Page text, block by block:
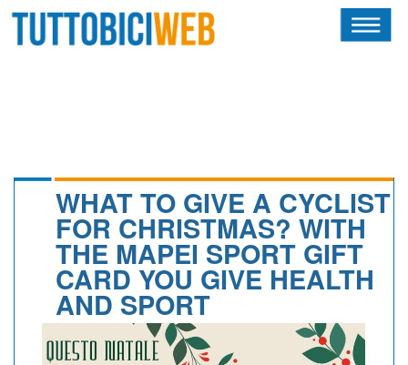
CALENDARIO
ALBI D'ORO
WHAT TO GIVE A CYCLIST
FOR CHRISTMAS? WITH
THE MAPEI SPORT GIFT
CARD YOU GIVE HEALTH
AND SPORT